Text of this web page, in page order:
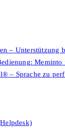
– Unterstützung
– Sprache zu